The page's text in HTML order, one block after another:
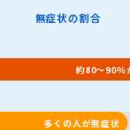
無症状の割合
約80〜90%
多くの人が無症状